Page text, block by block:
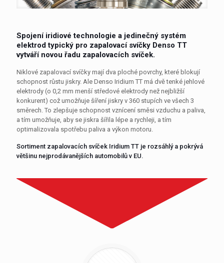
Spojení iridiové technologie a jedinečný systém
elektrod typický pro zapalovací svíčky Denso TT
vytváří novou řadu zapalovacích svíček.
Niklové zapalovací svíčky mají dva ploché povrchy, které blokují
schopnost růstu jiskry. Ale Denso Iridium TT má dvě tenké jehlové
elektrody (o 0,2 mm menší středové elektrody než nejbližší
konkurent) což umožňuje šíření jiskry v 360 stupích ve všech 3
směrech. To zlepšuje schopnost vznícení směsi vzduchu a paliva,
a tím umožňuje, aby se jiskra šířila lépe a rychleji, a tím
optimalizovala spotřebu paliva a výkon motoru.
Sortiment zapalovacích svíček Iridium TT je rozsáhlý a pokrývá
většinu nejprodávanějších automobilů v EU.